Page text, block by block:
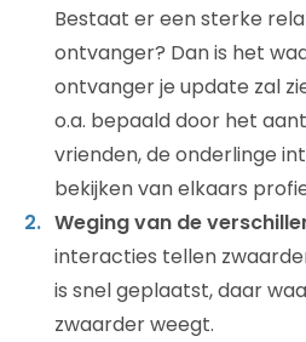
Bestaat er een sterke
ontvanger? Dan is het
ontvanger je update zal
o.a. bepaald door het
vrienden, de onderlinge
bekijken van elkaars
Weging van de
interacties tellen
is snel geplaatst, daar
zwaarder weegt.